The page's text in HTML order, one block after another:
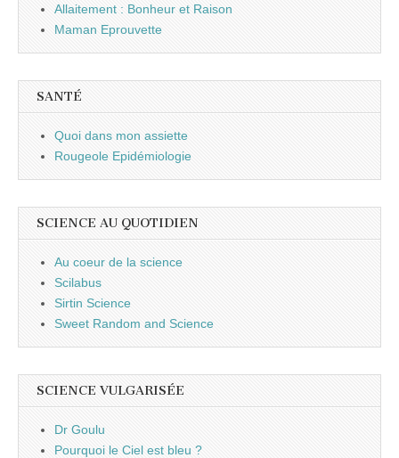
Allaitement : Bonheur et Raison
Maman Eprouvette
SANTÉ
Quoi dans mon assiette
Rougeole Epidémiologie
SCIENCE AU QUOTIDIEN
Au coeur de la science
Scilabus
Sirtin Science
Sweet Random and Science
SCIENCE VULGARISÉE
Dr Goulu
Pourquoi le Ciel est bleu ?